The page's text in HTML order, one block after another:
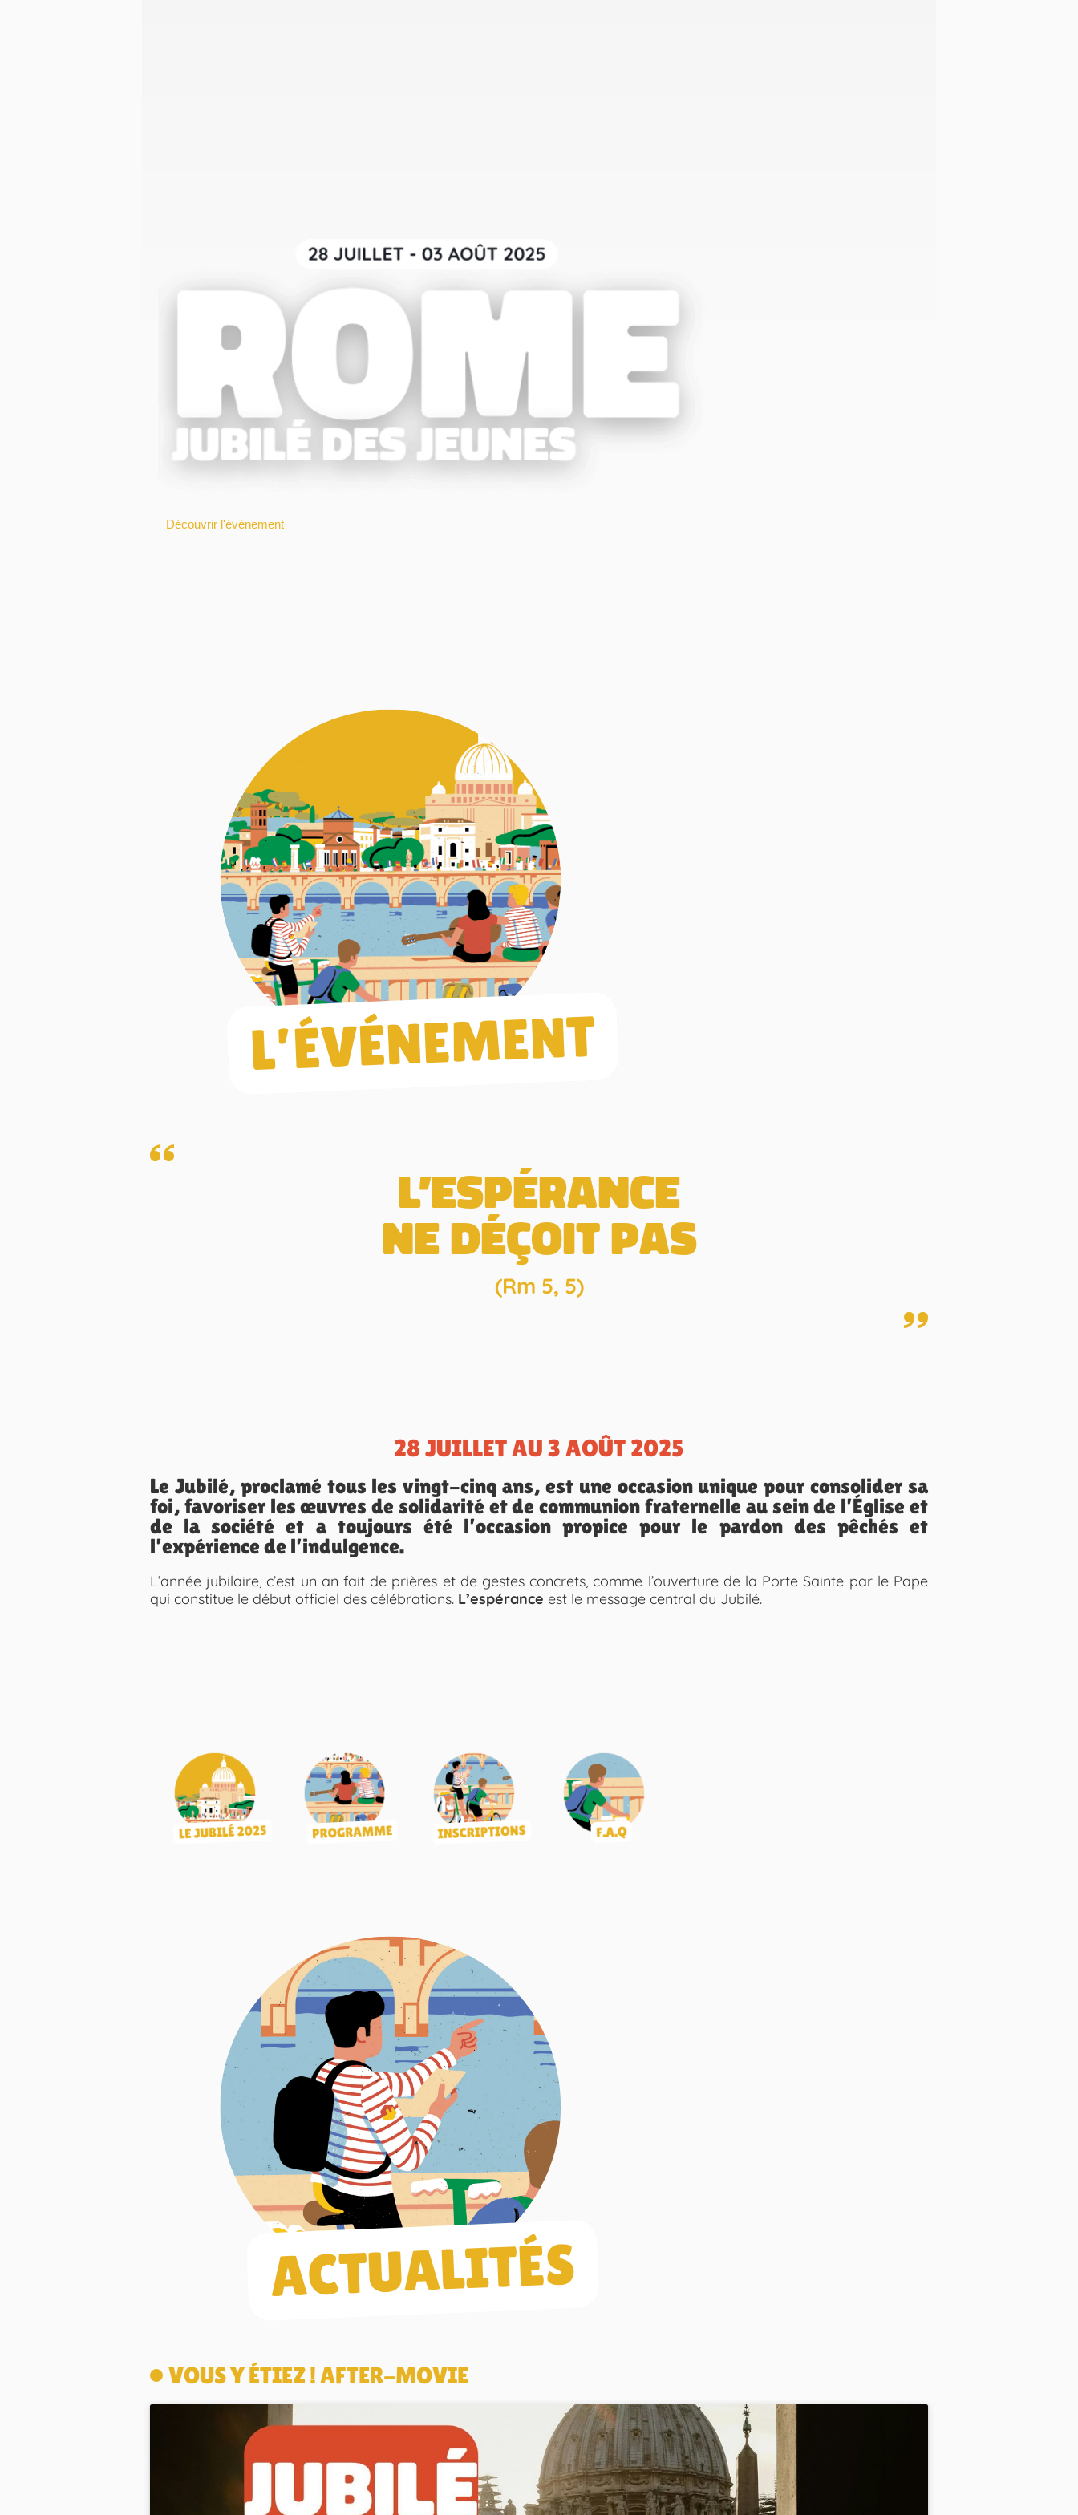
Découvrir l'événement
L’espérance
ne déçoit pas
(Rm 5, 5)
28 JUILLET AU 3 AOÛT 2025
Le Jubilé, proclamé tous les vingt-cinq ans, est une occasion unique pour consolider sa
foi, favoriser les œuvres de solidarité et de communion fraternelle au sein de l’Église et
de la société et a toujours été l’occasion propice pour le pardon des pêchés et
l’expérience de l’indulgence.
L’année jubilaire, c’est un an fait de prières et de gestes concrets, comme l’ouverture de la Porte Sainte par le Pape
qui constitue le début officiel des célébrations. L’espérance est le message central du Jubilé.
VOUS Y ÉTIEZ ! AFTER-MOVIE